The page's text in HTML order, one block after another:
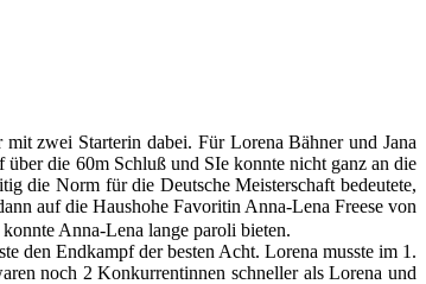
zwei Starterin dabei. Für Lorena Bähner und Jana
die 60m Schluß und SIe konnte nicht ganz an die
die Norm für die Deutsche Meisterschaft bedeutete,
auf die Haushohe Favoritin Anna-Lena Freese von
Anna-Lena lange paroli bieten.
den Endkampf der besten Acht. Lorena musste im 1.
noch 2 Konkurrentinnen schneller als Lorena und